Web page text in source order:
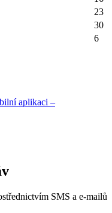
23
30
6
aplikaci –
SMS a e-mailů